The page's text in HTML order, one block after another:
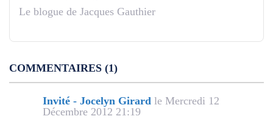
Le blogue de Jacques Gauthier
COMMENTAIRES 1
Invité - Jocelyn Girard le Mercredi 12
Décembre 2012 21:19